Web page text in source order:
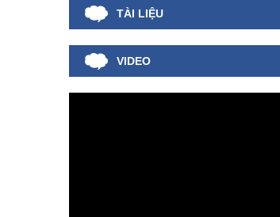
TÀI LIỆU
VIDEO